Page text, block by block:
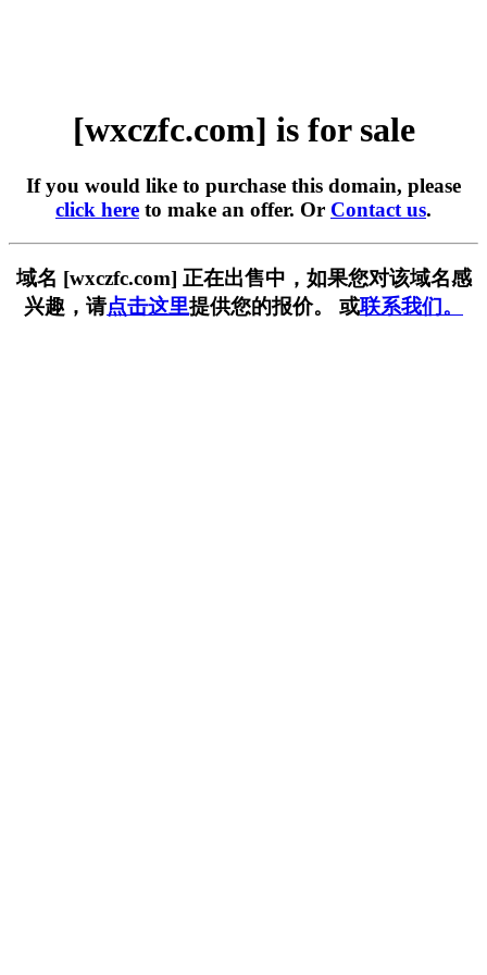
[wxczfc.com] is for sale
If you would like to purchase this domain, please
click here to make an offer. Or Contact us.
域名 [wxczfc.com] 正在出售中，如果您对该域名感
兴趣，请点击这里提供您的报价。 或联系我们。